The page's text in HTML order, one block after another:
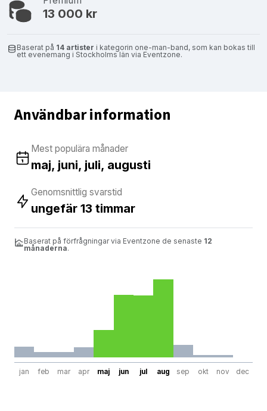
13 000 kr
Baserat på 14 artister i kategorin one-man-band, som kan bokas till
ett evenemang i Stockholms län via Eventzone.
Användbar information
Mest populära månader
maj, juni, juli, augusti
Genomsnittlig svarstid
ungefär 13 timmar
Baserat på förfrågningar via Eventzone de senaste 12
månaderna.
jan feb mar apr maj jun jul aug sep okt nov dec